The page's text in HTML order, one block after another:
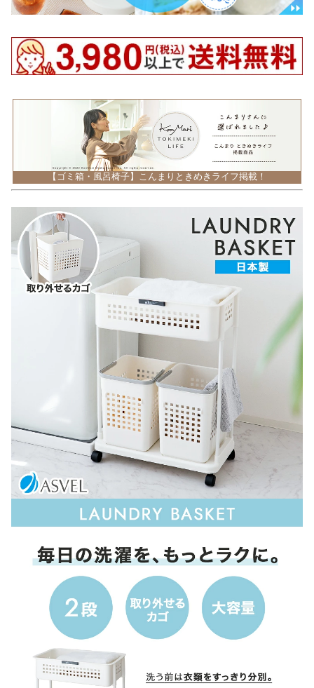
【ゴミ箱・風呂椅子】こんまりときめきライフ掲載！